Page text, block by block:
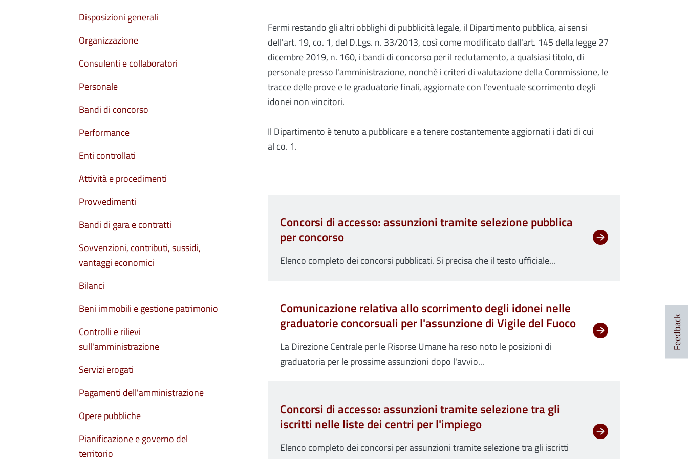
Fermi restando gli altri obblighi di pubblicità legale, il Dipartimento pubblica, ai sensi
dell'art. 19, co. 1, del D.Lgs. n. 33/2013, così come modificato dall'art. 145 della legge 27
dicembre 2019, n. 160, i bandi di concorso per il reclutamento, a qualsiasi titolo, di
personale presso l'amministrazione, nonchè i criteri di valutazione della Commissione, le
tracce delle prove e le graduatorie finali, aggiornate con l'eventuale scorrimento degli
idonei non vincitori.
Il Dipartimento è tenuto a pubblicare e a tenere costantemente aggiornati i dati di cui
al co. 1.
Concorsi di accesso: assunzioni tramite selezione pubblica
per concorso
Elenco completo dei concorsi pubblicati. Si precisa che il testo ufficiale...
Comunicazione relativa allo scorrimento degli idonei nelle
graduatorie concorsuali per l'assunzione di Vigile del Fuoco
La Direzione Centrale per le Risorse Umane ha reso noto le posizioni di
graduatoria per le prossime assunzioni dopo l'avvio...
Concorsi di accesso: assunzioni tramite selezione tra gli
iscritti nelle liste dei centri per l'impiego
Elenco completo dei concorsi per assunzioni tramite selezione tra gli iscritti
Disposizioni generali
Organizzazione
Consulenti e collaboratori
Personale
Bandi di concorso
Performance
Enti controllati
Attività e procedimenti
Provvedimenti
Bandi di gara e contratti
Sovvenzioni, contributi, sussidi,
vantaggi economici
Bilanci
Beni immobili e gestione patrimonio
Controlli e rilievi
sull'amministrazione
Servizi erogati
Pagamenti dell'amministrazione
Opere pubbliche
Pianificazione e governo del
territorio
Feedback